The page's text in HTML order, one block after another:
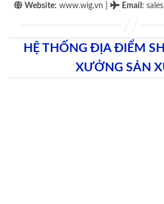
Website: www.wig.vn Email :
HỆ THỐNG ĐỊA ĐIỂM
XƯỞNG SẢN